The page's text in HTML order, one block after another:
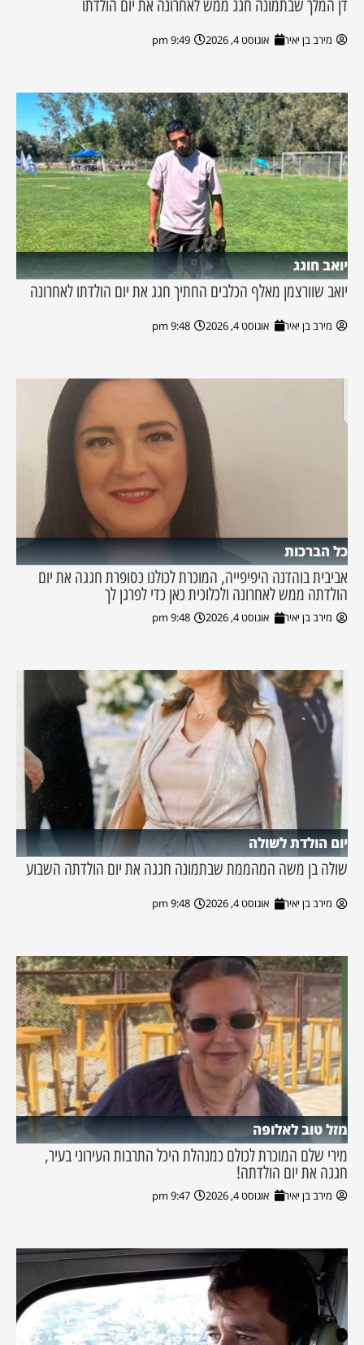
דן המלך שבתמונה חגג ממש לאחרונה את יום הולדתו
מירב בן יאיר אוגוסט 4, 2026 9:49 pm
יואב חוגג
יואב שוורצמן מאלף הכלבים החתיך חגג את יום הולדתו לאחרונה
מירב בן יאיר אוגוסט 4, 2026 9:48 pm
כל הברכות
אביבית בוהדנה היפיפייה, המוכרת לכולנו כסופרת חגגה את יום
הולדתה ממש לאחרונה ולכלוכית כאן כדי לפרגן לך
מירב בן יאיר אוגוסט 4, 2026 9:48 pm
יום הולדת לשולה
שולה בן משה המהממת שבתמונה חגגה את יום הולדתה השבוע
מירב בן יאיר אוגוסט 4, 2026 9:48 pm
מזל טוב לאלופה
מירי שלם המוכרת לכולם כמנהלת היכל התרבות העירוני בעיר,
חגגה את יום הולדתה!
מירב בן יאיר אוגוסט 4, 2026 9:47 pm